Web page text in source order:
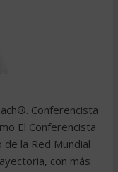
Conferencista
El Conferencista
la Red Mundial
con más